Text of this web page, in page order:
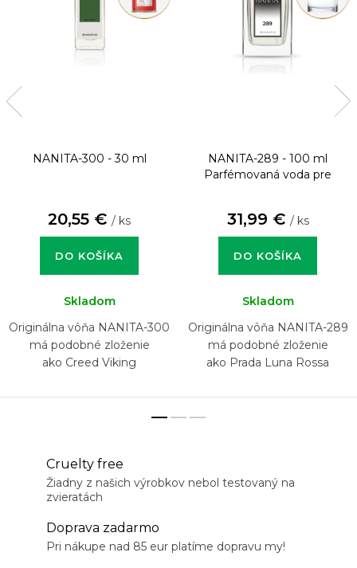
NANITA-300 - 30 ml
20,55 € / ks
DO KOŠÍKA
Skladom
Originálna vôňa NANITA-300
má podobné zloženie
ako Creed Viking
NANITA-289 - 100 ml
Parfémovaná voda pre
31,99 € / ks
DO KOŠÍKA
Skladom
Originálna vôňa NANITA-289
má podobné zloženie
ako Prada Luna Rossa
Cruelty free
Žiadny z našich výrobkov nebol testovaný na
zvieratách
Doprava zadarmo
Pri nákupe nad 85 eur platíme dopravu my!